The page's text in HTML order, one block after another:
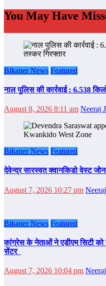
You May Have
Bikaner News Featured
नाल पुलिस की कार्रवाई : 6.538
August 8, 2026 8:11 am Neeraj
Bikaner News Featured
देवेन्द्र सारस्वत क्वानकिडो वेस्ट
August 7, 2026 10:27 pm
Bikaner News Featured
कांग्रेस के नेताओं ने एडीएम सिटी को
सेंटर
August 7, 2026 10:04 pm